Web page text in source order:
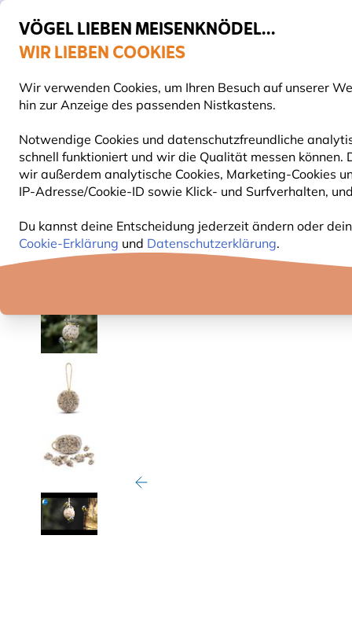
VÖGEL LIEBEN MEISENKNÖDEL...
WIR LIEBEN COOKIES
Wir verwenden Cookies, um Ihren Besuch auf unserer
hin zur Anzeige des passenden Nistkastens.
Notwendige Cookies und datenschutzfreundliche
schnell funktioniert und wir die Qualität messen
wir außerdem analytische Cookies, Marketing-Cookies
IP-Adresse/Cookie-ID sowie Klick- und Surfverhalten,
Du kannst deine Entscheidung jederzeit ändern oder
Cookie-Erklärung und Datenschutzerklärung.
Gratis Versand ab 65 €
VOGELFUTTER FUTTERHÄUSER NISTKÄSTEN
10% RABATT